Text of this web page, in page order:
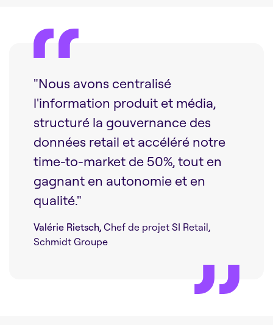
"Nous avons centralisé
l'information produit et média,
structuré la gouvernance des
données retail et accéléré notre
time-to-market de 50%, tout en
gagnant en autonomie et en
qualité."
Valérie Rietsch, Chef de projet SI Retail,
Schmidt Groupe